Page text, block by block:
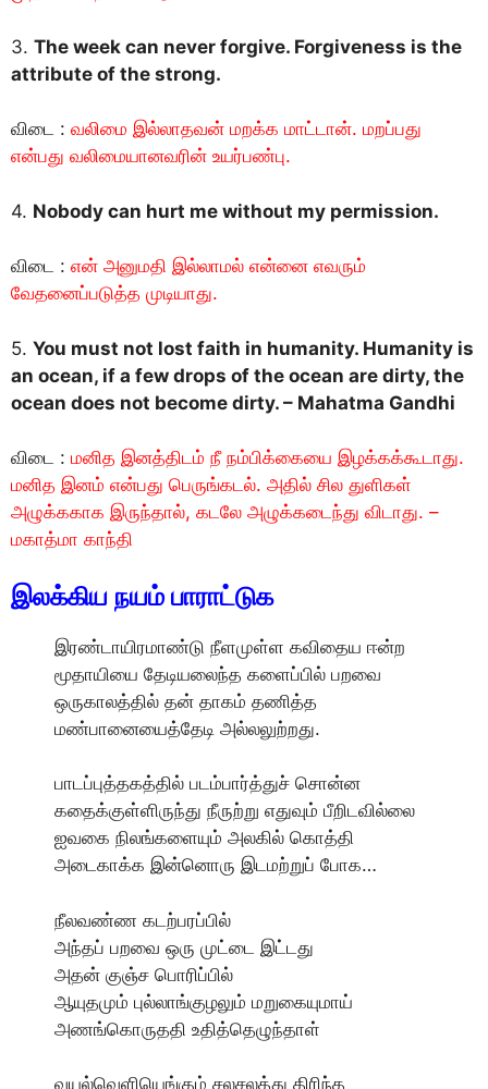
3. The week can never forgive. Forgiveness is the
attribute of the strong.
விடை : வலிமை இல்லாதவன் மறக்க மாட்டான். மறப்பது
என்பது வலிமையானவரின் உயர்பண்பு.
4. Nobody can hurt me without my permission.
விடை : என் அனுமதி இல்லாமல் என்னை எவரும்
வேதனைப்படுத்த முடியாது.
5. You must not lost faith in humanity. Humanity is
an ocean, if a few drops of the ocean are dirty, the
ocean does not become dirty. – Mahatma Gandhi
விடை : மனித இனத்திடம் நீ நம்பிக்கையை இழக்கக்கூடாது.
மனித இனம் என்பது பெருங்கடல். அதில் சில துளிகள்
அழுக்ககாக இருந்தால், கடலே அழுக்கடைந்து விடாது. –
மகாத்மா காந்தி
இலக்கிய நயம் பாராட்டுக
இரண்டாயிரமாண்டு நீளமுள்ள கவிதைய ஈன்ற
மூதாயியை தேடியலைந்த களைப்பில் பறவை
ஒருகாலத்தில் தன் தாகம் தணித்த
மண்பானையைத்தேடி அல்லலுற்றது.
பாடப்புத்தகத்தில் படம்பார்த்துச் சொன்ன
கதைக்குள்ளிருந்து நீருற்று எதுவும் பீறிடவில்லை
ஐவகை நிலங்களையும் அலகில் கொத்தி
அடைகாக்க இன்னொரு இடமற்றுப் போக…
நீலவண்ண கடற்பரப்பில்
அந்தப் பறவை ஒரு முட்டை இட்டது
அதன் குஞ்ச பொரிப்பில்
ஆயுதமும் புல்லாங்குழலும் மறுகையுமாய்
அணங்கொருததி உதித்தெழுந்தாள்
வயல்வெளியெங்கும் சலசலத்து திரிந்த